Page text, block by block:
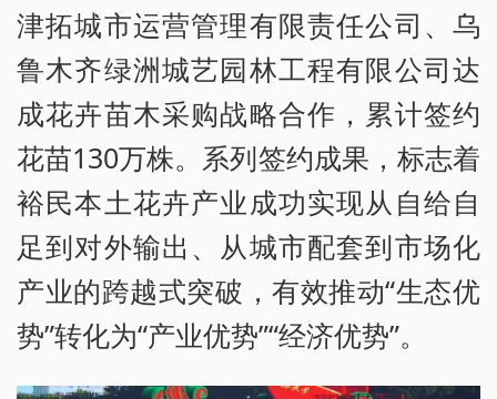
津拓城市运营管理有限责任公司、乌
鲁木齐绿洲城艺园林工程有限公司达
成花卉苗木采购战略合作，累计签约
花苗130万株。系列签约成果，标志着
裕民本土花卉产业成功实现从自给自
足到对外输出、从城市配套到市场化
产业的跨越式突破，有效推动“生态优
势”转化为“产业优势”“经济优势”。